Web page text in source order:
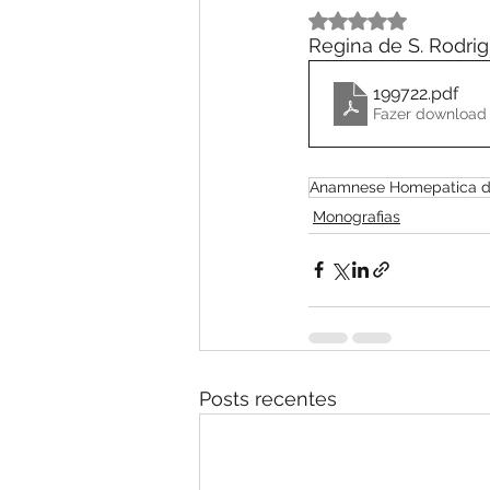
Avaliado com
Regina de S.
199722.pdf
Fazer download
Anamnese Homepatica
Monografias
Posts recentes